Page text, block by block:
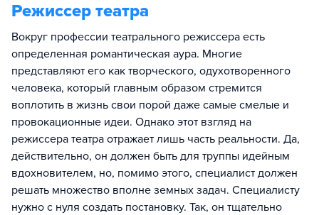
Режиссер театра
Вокруг профессии театрального режиссера есть
определенная романтическая аура. Многие
представляют его как творческого, одухотворенного
человека, который главным образом стремится
воплотить в жизнь свои порой даже самые смелые и
провокационные идеи. Однако этот взгляд на
режиссера театра отражает лишь часть реальности. Да,
действительно, он должен быть для труппы идейным
вдохновителем, но, помимо этого, специалист должен
решать множество вполне земных задач. Специалисту
нужно с нуля создать постановку. Так, он тщательно